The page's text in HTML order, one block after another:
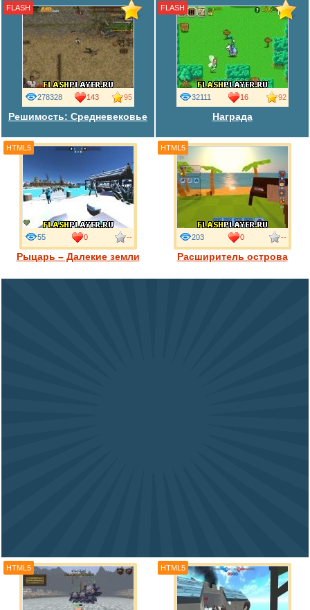
Решимость: Средневековье
278328 143 95
FLASH
Награда
32111 16 92
FLASH
Рыцарь – Далекие земли
55 0 --
HTML5
Расширитель острова
203 0 --
HTML5
HTML5 HTML5